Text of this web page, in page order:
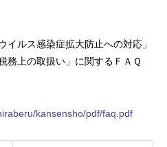
イルス感染症拡大防止への対応」
務上の取扱い」に関するＦＡＱ
kansensho/pdf/faq.pdf